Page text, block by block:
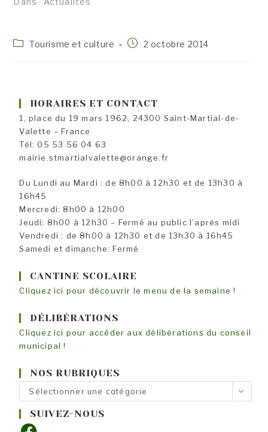
PostTourisme et culture
Publication
2 octobre 2014
HORAIRES ET CONTACT
1, place du 19 mars 1962, 24300 Saint-Martial-de-
Valette – France
Tél: 05 53 56 04 63
mairie.stmartialvalette@orange.fr
Du Lundi au Mardi : de 8h00 à 12h30 et de 13h30 à
16h45
Mercredi: 8h00 à 12h00
Jeudi: 8h00 à 12h30 – Fermé au public l’après midi
Vendredi : de 8h00 à 12h30 et de 13h30 à 16h45
Samedi et dimanche: Fermé
CANTINE SCOLAIRE
Cliquez ici pour découvrir le menu de la semaine !
DÉLIBÉRATIONS
Cliquez ici pour accéder aux délibérations du conseil
municipal !
NOS RUBRIQUES
Nos
rubriques
Sélectionner une catégorie
SUIVEZ-NOUS
Facebook